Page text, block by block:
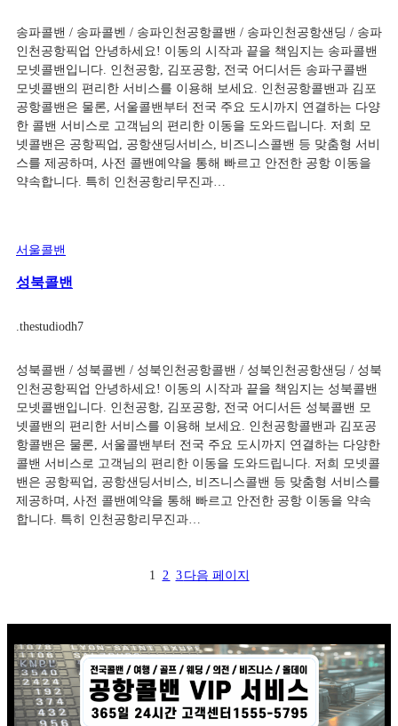
송파콜밴 / 송파콜벤 / 송파인천공항콜밴 / 송파인천공항샌딩 / 송파
인천공항픽업 안녕하세요! 이동의 시작과 끝을 책임지는 송파콜밴
모넷콜밴입니다. 인천공항, 김포공항, 전국 어디서든 송파구콜밴
모넷콜밴의 편리한 서비스를 이용해 보세요. 인천공항콜밴과 김포
공항콜밴은 물론, 서울콜밴부터 전국 주요 도시까지 연결하는 다양
한 콜밴 서비스로 고객님의 편리한 이동을 도와드립니다. 저희 모
넷콜밴은 공항픽업, 공항샌딩서비스, 비즈니스콜밴 등 맞춤형 서비
스를 제공하며, 사전 콜밴예약을 통해 빠르고 안전한 공항 이동을
약속합니다. 특히 인천공항리무진과…
서울콜밴
성북콜밴
.thestudiodh7
성북콜밴 / 성북콜벤 / 성북인천공항콜밴 / 성북인천공항샌딩 / 성북
인천공항픽업 안녕하세요! 이동의 시작과 끝을 책임지는 성북콜밴
모넷콜밴입니다. 인천공항, 김포공항, 전국 어디서든 성북콜밴 모
넷콜밴의 편리한 서비스를 이용해 보세요. 인천공항콜밴과 김포공
항콜밴은 물론, 서울콜밴부터 전국 주요 도시까지 연결하는 다양한
콜밴 서비스로 고객님의 편리한 이동을 도와드립니다. 저희 모넷콜
밴은 공항픽업, 공항샌딩서비스, 비즈니스콜밴 등 맞춤형 서비스를
제공하며, 사전 콜밴예약을 통해 빠르고 안전한 공항 이동을 약속
합니다. 특히 인천공항리무진과…
1 2 3 다음 페이지